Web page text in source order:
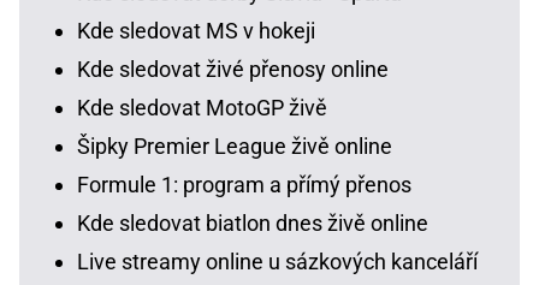
Kde sledovat MS v hokeji
Kde sledovat živé přenosy online
Kde sledovat MotoGP živě
Šipky Premier League živě online
Formule 1: program a přímý přenos
Kde sledovat biatlon dnes živě online
Live streamy online u sázkových kanceláří